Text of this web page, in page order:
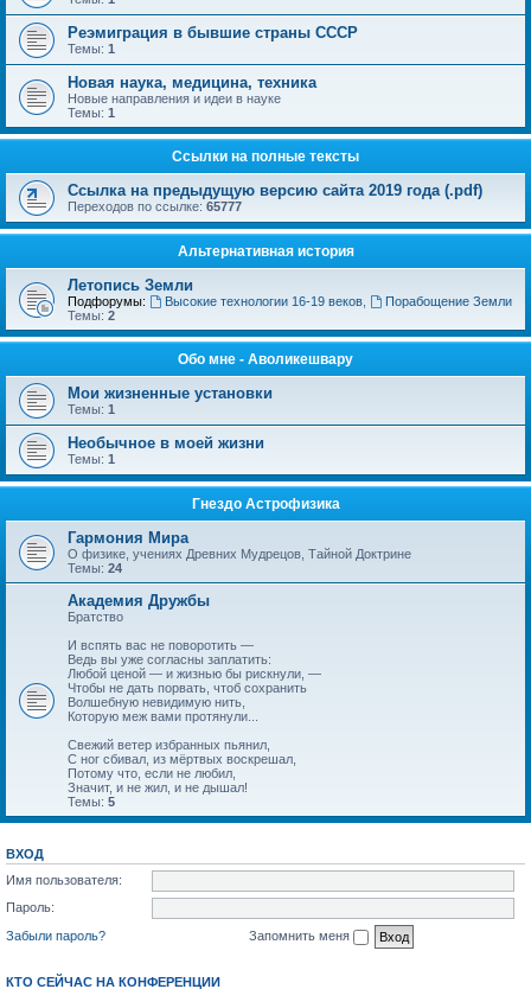
Реэмиграция в бывшие страны СССР
Темы: 1
Новая наука, медицина, техника
Новые направления и идеи в науке
Темы: 1
Ссылки на полные тексты
Ссылка на предыдущую версию сайта 2019 года (.pdf)
Переходов по ссылке: 65777
Альтернативная история
Летопись Земли
Подфорумы: Высокие технологии 16-19 веков,
Порабощение Земли
Темы: 2
Обо мне - Аволикешвару
Мои жизненные установки
Темы: 1
Необычное в моей жизни
Темы: 1
Гнездо Астрофизика
Гармония Мира
О физике, учениях Древних Мудрецов, Тайной Доктрине
Темы: 24
Академия Дружбы
Братство
И вспять вас не поворотить —
Ведь вы уже согласны заплатить:
Любой ценой — и жизнью бы рискнули, —
Чтобы не дать порвать, чтоб сохранить
Волшебную невидимую нить,
Которую меж вами протянули...
Свежий ветер избранных пьянил,
С ног сбивал, из мёртвых воскрешал,
Потому что, если не любил,
Значит, и не жил, и не дышал!
Темы: 5
ВХОД
Имя пользователя:
Пароль:
Забыли пароль?
Запомнить меня
КТО СЕЙЧАС НА КОНФЕРЕНЦИИ